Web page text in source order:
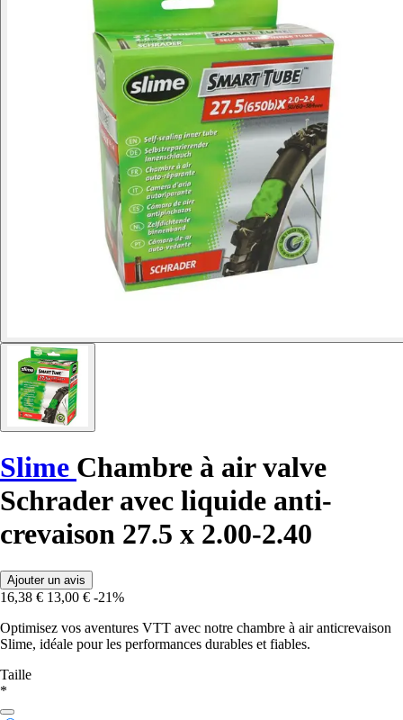
Slime Chambre à air valve
Schrader avec liquide anti-
crevaison 27.5 x 2.00-2.40
Ajouter un avis
16,38 € 13,00 € -21%
Optimisez vos aventures VTT avec notre chambre à air anticrevaison
Slime, idéale pour les performances durables et fiables.
Taille
*